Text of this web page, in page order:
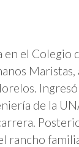
el Colegio
Maristas,
Ingresó
de la
rancho